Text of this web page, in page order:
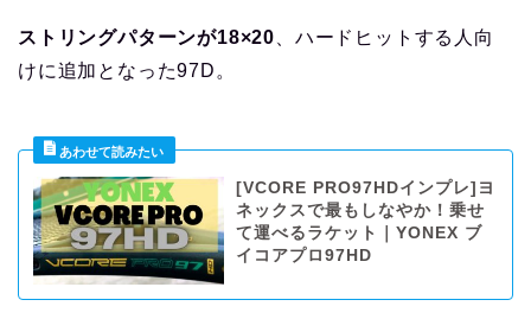
ストリングパターンが18×20 、ハードヒットする人向
けに追加となった97D。
[VCORE PRO97HDインプレ]ヨ
ネックスで最もしなやか！乗せ
て運べるラケット｜YONEX ブ
イコアプロ97HD